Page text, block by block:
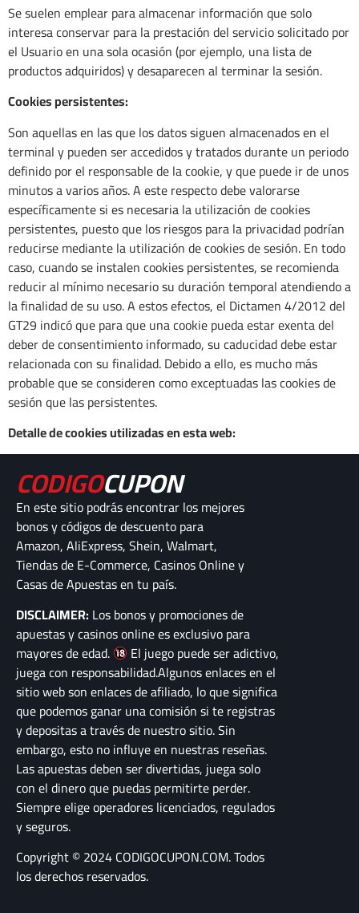
Se suelen emplear para almacenar información que solo
interesa conservar para la prestación del servicio solicitado por
el Usuario en una sola ocasión (por ejemplo, una lista de
productos adquiridos) y desaparecen al terminar la sesión.
Cookies persistentes:
Son aquellas en las que los datos siguen almacenados en el
terminal y pueden ser accedidos y tratados durante un periodo
definido por el responsable de la cookie, y que puede ir de unos
minutos a varios años. A este respecto debe valorarse
específicamente si es necesaria la utilización de cookies
persistentes, puesto que los riesgos para la privacidad podrían
reducirse mediante la utilización de cookies de sesión. En todo
caso, cuando se instalen cookies persistentes, se recomienda
reducir al mínimo necesario su duración temporal atendiendo a
la finalidad de su uso. A estos efectos, el Dictamen 4/2012 del
GT29 indicó que para que una cookie pueda estar exenta del
deber de consentimiento informado, su caducidad debe estar
relacionada con su finalidad. Debido a ello, es mucho más
probable que se consideren como exceptuadas las cookies de
sesión que las persistentes.
Detalle de cookies utilizadas en esta web:
CODIGOCUPON
En este sitio podrás encontrar los mejores
bonos y códigos de descuento para
Amazon, AliExpress, Shein, Walmart,
Tiendas de E-Commerce, Casinos Online y
Casas de Apuestas en tu país.
DISCLAIMER: Los bonos y promociones de
apuestas y casinos online es exclusivo para
mayores de edad.
El juego puede ser adictivo,
juega con responsabilidad.Algunos enlaces en el
sitio web son enlaces de afiliado, lo que significa
que podemos ganar una comisión si te registras
y depositas a través de nuestro sitio. Sin
embargo, esto no influye en nuestras reseñas.
Las apuestas deben ser divertidas, juega solo
con el dinero que puedas permitirte perder.
Siempre elige operadores licenciados, regulados
y seguros.
Copyright © 2024 CODIGOCUPON.COM. Todos
los derechos reservados.